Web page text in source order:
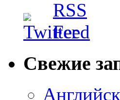
Свежие